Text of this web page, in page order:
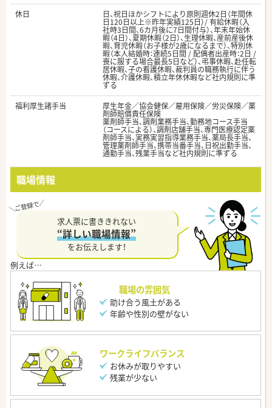
休日
日、祝日ほかシフトにより原則週休2日（年間休
日120日以上※昨年実績125日）/ 有給休暇（入
社時3日間、6カ月後に7日間付与）、年末年始休
暇（4日）、夏期休暇（2日）、生理休暇、産前産後休
暇、育児休暇（お子様が2歳になるまで）、特別休
暇（本人結婚時：連続5日間 / 配偶者出産時：2日 /
喪に服する場合最長5日など）、弔事休暇、赴任転
居休暇、子の看護休暇、裁判員の職務執行に伴う
休暇、介護休暇、積立年休休暇など社内規則に準
ずる
福利厚生諸手当
厚生年金／協会健保／雇用保険／労災保険／薬
剤師賠償責任保険
薬剤師手当、調剤業務手当、勤務地コース手当
（コースによる）、調剤店舗手当、専門医療認定薬
剤師手当、実務実習指導業務手当、薬局長手当、
管理薬剤師手当、携帯当番手当、日祝出勤手当、
通勤手当、残業手当など社内規則に準ずる
職場情報
求人票に書ききれない
“詳しい職場情報”
をお伝えします！
職場の雰囲気
助け合う風土がある
年齢や性別の壁がない
ワークライフバランス
お休みが取りやすい
残業が少ない